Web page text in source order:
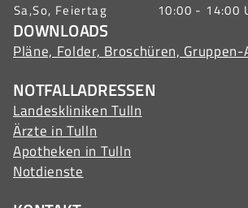
Sa,So, Feiertag
10:00 - 14:00
DOWNLOADS
Pläne, Folder, Broschüren,
NOTFALLADRESSEN
Landeskliniken Tulln
Ärzte in Tulln
Apotheken in Tulln
Notdienste